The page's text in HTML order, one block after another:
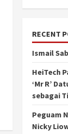
RECENT
Ismail
HeiTech
‘Mr R’
sebagai
Peguam
Nicky